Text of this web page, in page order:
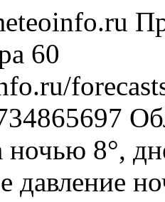
60
ночью 8°,
давление